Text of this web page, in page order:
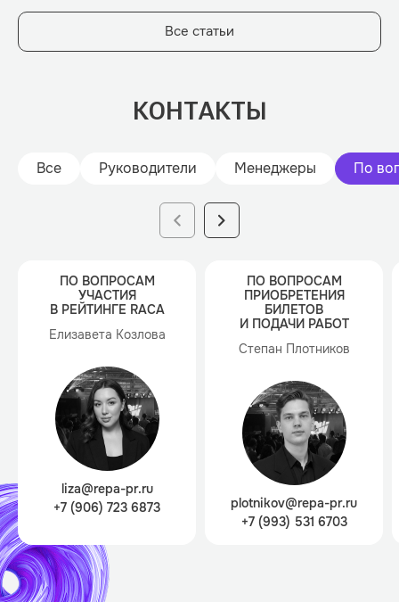
Все статьи
КОНТАКТЫ
Все Руководители Менеджеры По
ПО ВОПРОСАМ
УЧАСТИЯ
В РЕЙТИНГЕ RACA
Елизавета Козлова
liza@repa-pr.ru
+7 (906) 723 6873
ПО ВОПРОСАМ
ПРИОБРЕТЕНИЯ
БИЛЕТОВ
И ПОДАЧИ РАБОТ
Степан Плотников
plotnikov@repa-pr.ru
+7 (993) 531 6703